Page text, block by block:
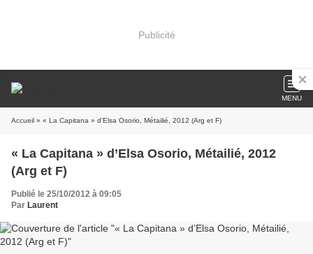
Publicité
MENU
Accueil » « La Capitana » d’Elsa Osorio, Métailié, 2012 (Arg et F)
« La Capitana » d’Elsa Osorio, Métailié, 2012
(Arg et F)
Publié le 25/10/2012 à 09:05
Par Laurent